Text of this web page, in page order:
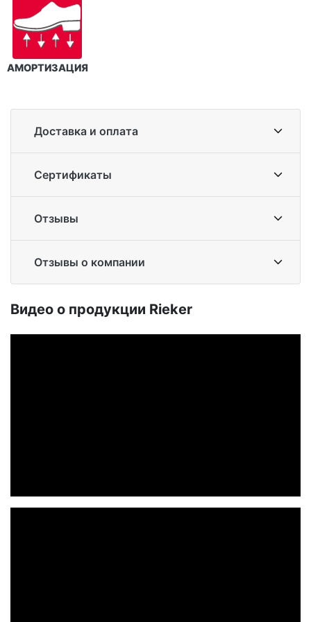
АМОРТИЗАЦИЯ
Доставка и оплата
Сертификаты
Отзывы
Отзывы о компании
Ви­део о про­дук­ции Ri­eker